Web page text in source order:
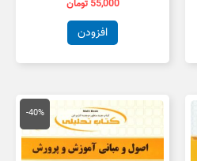
55,000 تومان
افزودن
-40%
قیمت
اصلی
134,000 تومان
بود.
قیمت
فعلی
است.